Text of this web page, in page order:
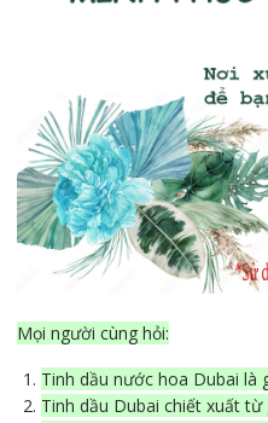
Mọi người cùng hỏi:
Tinh dầu nước hoa Dubai là
Tinh dầu Dubai chiết xuất từ